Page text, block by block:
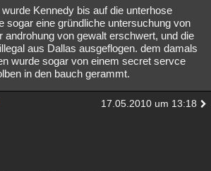
Alle Neue Geschlossen
Kennedy bis auf die unterhose
sogar eine gründliche untersuchung von
androhung von gewalt erschwert, und die
aus Dallas ausgeflogen. dem damals
wurde sogar von einem secret servce
in den bauch gerammt.
17.05.2010 um 13:18